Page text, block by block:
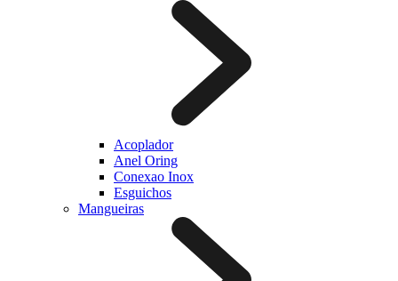
Acoplador
Anel Oring
Conexao Inox
Esguichos
Mangueiras